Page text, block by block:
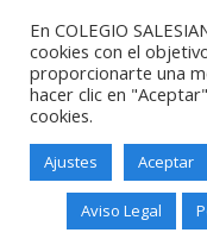
Altamira,
En COLEGIO
cookies con el
proporcionarte una
hacer clic en
cookies.
Ajustes Aceptar
Aviso Legal